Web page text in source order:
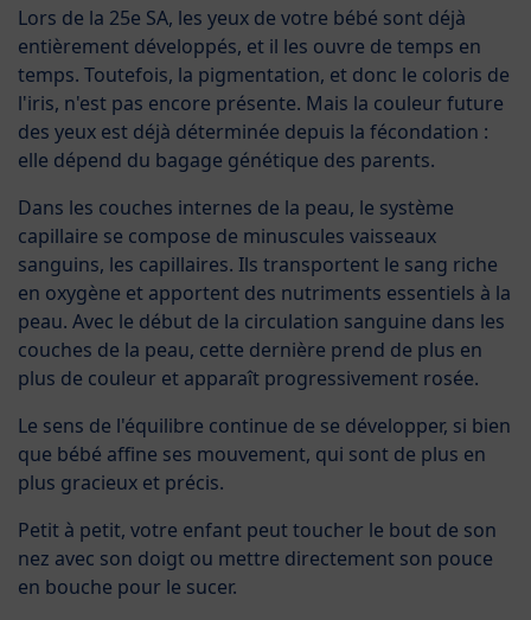
Lors de la 25e SA, les yeux de votre bébé sont déjà
entièrement développés, et il les ouvre de temps en
temps. Toutefois, la pigmentation, et donc le coloris de
l'iris, n'est pas encore présente. Mais la couleur future
des yeux est déjà déterminée depuis la fécondation :
elle dépend du bagage génétique des parents.
Dans les couches internes de la peau, le système
capillaire se compose de minuscules vaisseaux
sanguins, les capillaires. Ils transportent le sang riche
en oxygène et apportent des nutriments essentiels à la
peau. Avec le début de la circulation sanguine dans les
couches de la peau, cette dernière prend de plus en
plus de couleur et apparaît progressivement rosée.
Le sens de l'équilibre continue de se développer, si bien
que bébé affine ses mouvement, qui sont de plus en
plus gracieux et précis.
Petit à petit, votre enfant peut toucher le bout de son
nez avec son doigt ou mettre directement son pouce
en bouche pour le sucer.